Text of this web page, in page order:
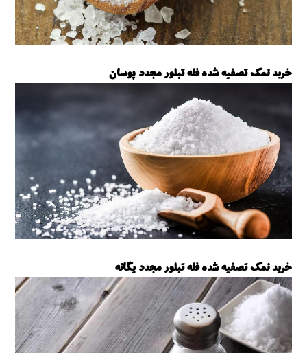
خرید نمک تصفیه شده فله تبلور مجدد پوسان
نمک تصفیه شده پوسان
خرید نمک تصفیه شده فله تبلور مجدد یگانه
نمک تصفیه شده یگانه